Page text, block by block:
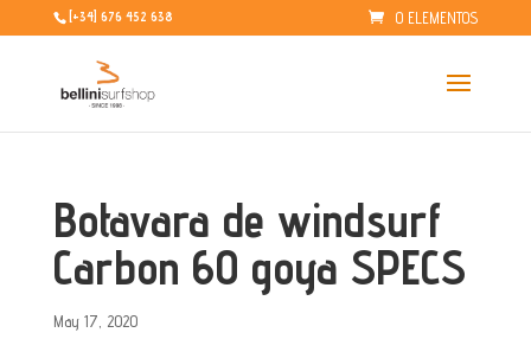
[+34] 676 452 638 0 ELEMENTOS
Botavara de windsurf
Carbon 60 goya SPECS
May 17, 2020